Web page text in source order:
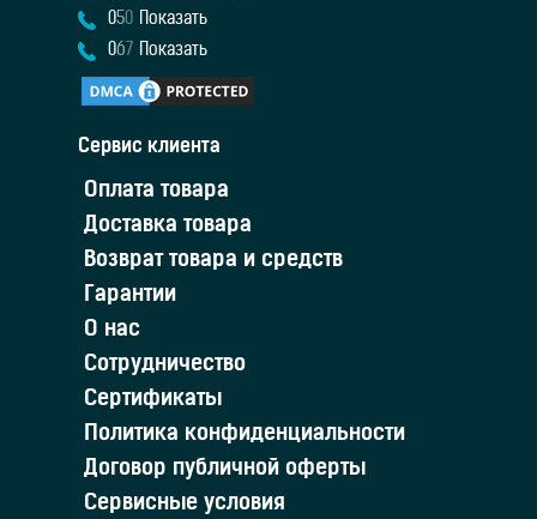
050 Показать
067 Показать
Сервис клиента
Оплата товара
Доставка товара
Возврат товара и средств
Гарантии
О нас
Сотрудничество
Сертификаты
Политика конфиденциальности
Договор публичной оферты
Сервисные условия